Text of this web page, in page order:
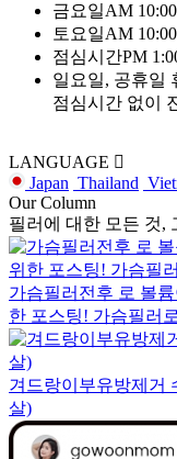
금요일AM
토요일AM
점심시간PM
일요일, 공휴일
점심시간 없이
LANGUAGE
Japan Thailand
OurColumn
필러에 대한 모든 것,
가슴필러전후 로 볼
한 포스팅! 가슴필러
겨드랑이부유방제거
살)